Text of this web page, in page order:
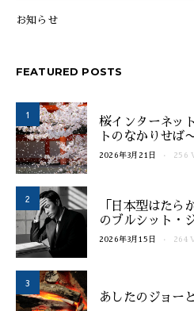
お知らせ
FEATURED POSTS
1
桜インターネッ
トのなかりせば
2026年3月21日 256
2
「日本型はたら
のブルシット・
2026年3月15日 264
3
あしたのジョー